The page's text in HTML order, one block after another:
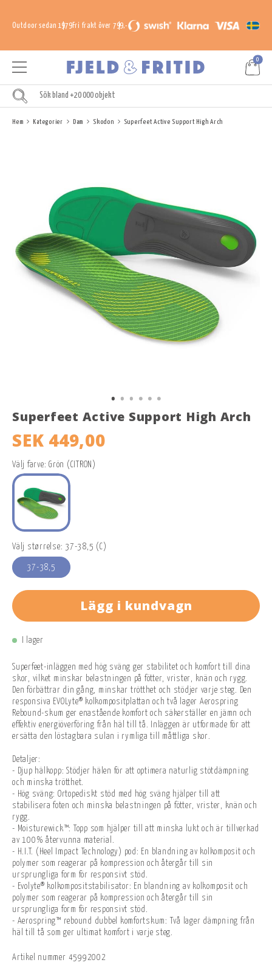
Outdoor sedan 1979Fri frakt över 799,-
0
Hem Kategorier Dam Skodon Superfeet Active Support High Arch
Superfeet Active Support High Arch
SEK 449,00
Välj farve: Grön (CITRON)
Välj størrelse: 37-38,5 (C)
37-38,5
Lägg i kundvagn
I lager
Superfeet-inläggen med hög sväng ger stabilitet och komfort till dina
skor, vilket minskar belastningen på fötter, vrister, knän och rygg.
Den förbättrar din gång, minskar trötthet och stödjer varje steg. Den
responsiva EVOLyte® kolkompositplattan och två lager Aerospring
Rebound-skum ger enastående komfort och säkerställer en jämn och
effektiv energiöverföring från häl till tå. Inläggen är utformade för att
ersätta den löstagbara sulan i rymliga till måttliga skor.
Detaljer:
- Djup hälkopp: Stödjer hälen för att optimera naturlig stötdämpning
och minska trötthet.
- Hög sväng: Ortopediskt stöd med hög sväng hjälper till att
stabilisera foten och minska belastningen på fötter, vrister, knän och
rygg.
- Moisturewick™: Topp som hjälper till att minska lukt och är tillverkad
av 100% återvunna material.
- H.I.T. (Heel Impact Technology) pod: En blandning av kolkomposit och
polymer som reagerar på kompression och återgår till sin
ursprungliga form för responsivt stöd.
- Evolyte® kolkompositstabilisator: En blandning av kolkomposit och
polymer som reagerar på kompression och återgår till sin
ursprungliga form för responsivt stöd.
- Aerospring™ rebound dubbel komfortskum: Två lager dämpning från
häl till tå som ger ultimat komfort i varje steg.
Artikel nummer 45992002